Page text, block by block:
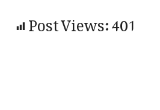
Post Views:401